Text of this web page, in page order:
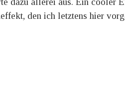
den ich letztens hier